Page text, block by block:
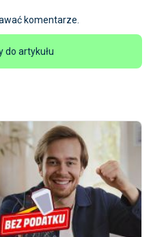
komentarze.
do artykułu